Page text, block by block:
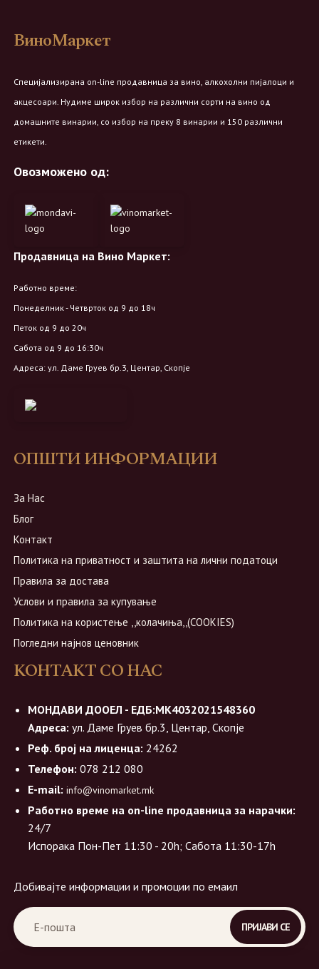
ВиноМаркет
Специјализирана on-line продавница за вино, алкохолни пијалоци и
акцесоари. Нудиме широк избор на различни сорти на вино од
домашните винарии, со избор на преку 8 винарии и 150 различни
етикети.
Овозможено од:
Продавница на Вино Маркет:
Работно време:
Понеделник - Четврток од 9 до 18ч
Петок од 9 до 20ч
Сабота од 9 до 16:30ч
Адреса: ул. Даме Груев бр.3, Центар, Скопје
ОПШТИ ИНФОРМАЦИИ
За Нас
Блог
Контакт
Политика на приватност и заштита на лични податоци
Правила за достава
Услови и правила за купување
Политика на користење ,,колачиња,,(COOKIES)
Погледни најнов ценовник
КОНТАКТ СО НАС
МОНДАВИ ДООЕЛ - ЕДБ:МК4032021548360
Адреса: ул. Даме Груев бр.3, Центар, Скопје
Реф. број на лиценца: 24262
Телефон: 078 212 080
E-mail: info@vinomarket.mk
Работно време на on-line продавница за нарачки:
24/7
Испорака Пон-Пет 11:30 - 20h; Сабота 11:30-17h
Добивајте информации и промоции по емаил